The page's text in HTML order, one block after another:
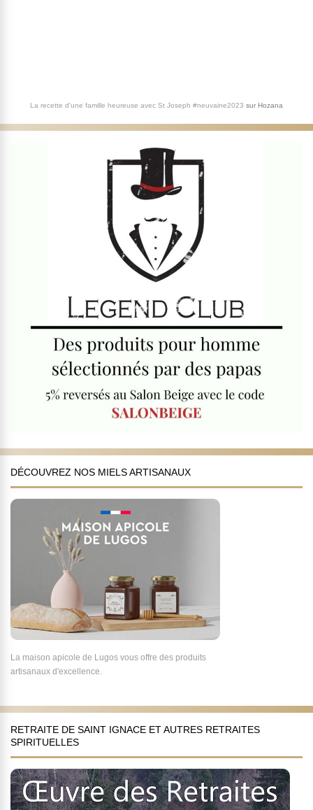
La recette d'une famille heureuse avec St Joseph #neuvaine2023 sur Hozana
DÉCOUVREZ NOS MIELS ARTISANAUX
La maison apicole de Lugos vous offre des produits
artisanaux d'excellence.
RETRAITE DE SAINT IGNACE ET AUTRES RETRAITES
SPIRITUELLES